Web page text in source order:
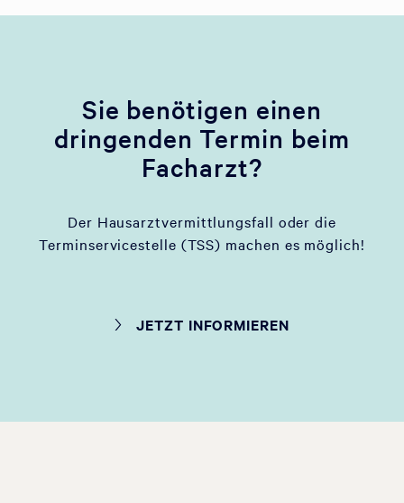
Sie benötigen einen
dringenden Termin beim
Facharzt?
Der Hausarztvermittlungsfall oder die
Terminservicestelle (TSS) machen es möglich!
JETZT INFORMIEREN